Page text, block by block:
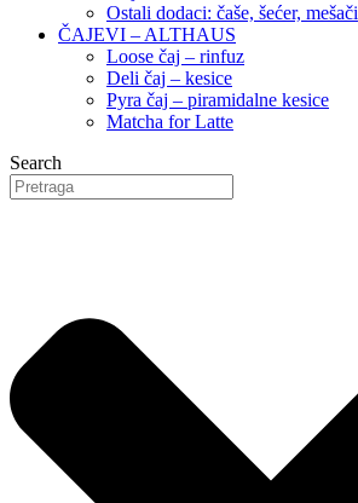
Ostali dodaci: čaše, šećer, mešači
ČAJEVI – ALTHAUS
Loose čaj – rinfuz
Deli čaj – kesice
Pyra čaj – piramidalne kesice
Matcha for Latte
Search